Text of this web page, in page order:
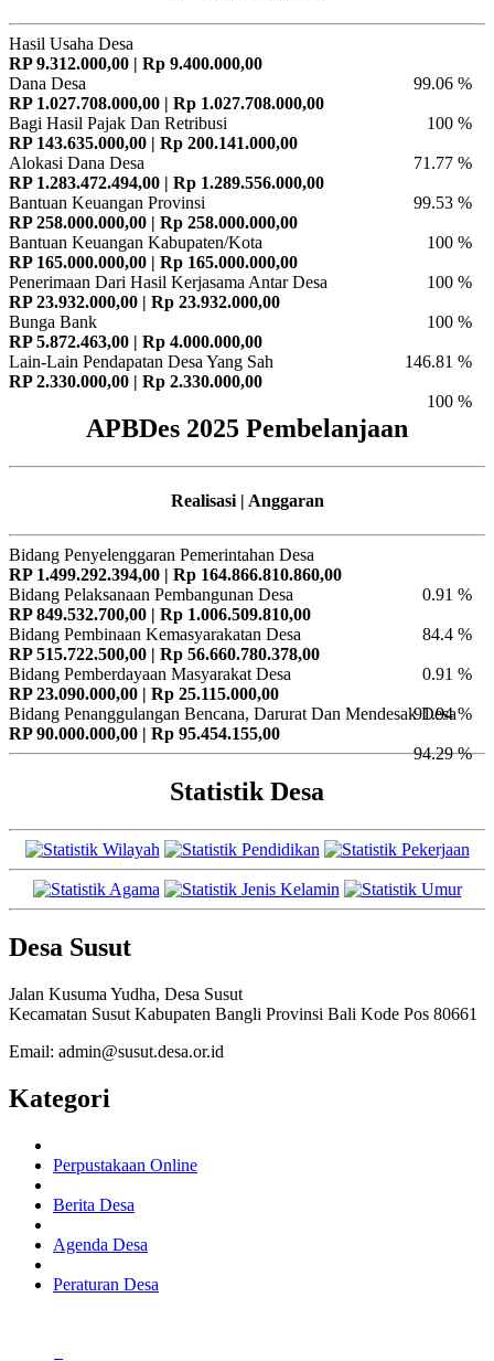
Hasil Usaha Desa
RP 9.312.000,00 | Rp 9.400.000,00
99.06 %
Dana Desa
RP 1.027.708.000,00 | Rp 1.027.708.000,00
100 %
Bagi Hasil Pajak Dan Retribusi
RP 143.635.000,00 | Rp 200.141.000,00
71.77 %
Alokasi Dana Desa
RP 1.283.472.494,00 | Rp 1.289.556.000,00
99.53 %
Bantuan Keuangan Provinsi
RP 258.000.000,00 | Rp 258.000.000,00
100 %
Bantuan Keuangan Kabupaten/Kota
RP 165.000.000,00 | Rp 165.000.000,00
100 %
Penerimaan Dari Hasil Kerjasama Antar Desa
RP 23.932.000,00 | Rp 23.932.000,00
100 %
Bunga Bank
RP 5.872.463,00 | Rp 4.000.000,00
146.81 %
Lain-Lain Pendapatan Desa Yang Sah
RP 2.330.000,00 | Rp 2.330.000,00
100 %
APBDes 2025 Pembelanjaan
Realisasi | Anggaran
Bidang Penyelenggaran Pemerintahan Desa
RP 1.499.292.394,00 | Rp 164.866.810.860,00
0.91 %
Bidang Pelaksanaan Pembangunan Desa
RP 849.532.700,00 | Rp 1.006.509.810,00
84.4 %
Bidang Pembinaan Kemasyarakatan Desa
RP 515.722.500,00 | Rp 56.660.780.378,00
0.91 %
Bidang Pemberdayaan Masyarakat Desa
RP 23.090.000,00 | Rp 25.115.000,00
91.94 %
Bidang Penanggulangan Bencana, Darurat Dan Mendesak Desa
RP 90.000.000,00 | Rp 95.454.155,00
94.29 %
Statistik Desa
Desa Susut
Jalan Kusuma Yudha, Desa Susut
Kecamatan Susut Kabupaten Bangli Provinsi Bali Kode Pos 80661
Email: admin@susut.desa.or.id
Kategori
Perpustakaan Online
Berita Desa
Agenda Desa
Peraturan Desa